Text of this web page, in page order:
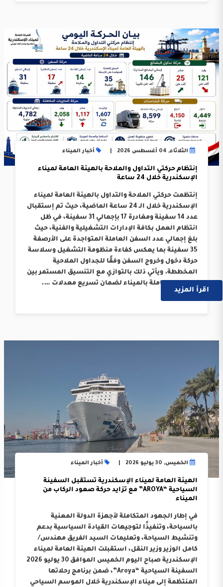
الثلاثاء, 04 أغسطس 2026 أخبار الميناء
إنتظام حركتي التداول والملاحة بالهيئة العامة لميناء
الإسكندرية خلال 24 ساعة
إنتظمت حركتي الملاحة والتداول بالهيئة العامة لميناء
الإسكندرية خلال الـ 24 ساعة الماضية، حيث تم إستقبال
عدد 14 سفينة ومغادرة 17 بإجمالي 31 سفينة، في ظل
انتظام العمل بكافة الإدارات التشغيلية والفنية، حيث
بلغ إجمالي عدد السفن العاملة المتواجدة على الأرصفة
35 سفينة بما يعكس كفاءة منظومة التشغيل وسلاسة
حركة دخول وخروج السفن وفقًا للجداول الملاحية
المخططة. ويأتي ذلك بالتوازي مع التنسيق المستمر بين
الجهات العاملة بالميناء لضمان تسريع معدلات ….
اقرأ المزيد
الخميس, 30 يوليو 2026 أخبار الميناء
الهيئة العامة لميناء الإسكندرية تستقبل السفينة
السياحية “AROYA” مع تزايد حركة صعود الركاب من
الميناء
في إطار الجهود المتكاملة لأجهزة الدولة المعنية
بالسياحة، وتنفيذًا لتوجيهات القيادة السياسية بدعم
وتنشيط السياحة، وتعليمات السيد الفريق مهندس/
كامل الوزير وزير النقل، استقبلت الهيئة العامة لميناء
الإسكندرية صباح اليوم الخميس الموافق 30 يوليو 2026
السفينة السياحية “Aroya”، ضمن برنامج رحلاتها
المنتظمة إلى ميناء الإسكندرية خلال الموسم السياحي